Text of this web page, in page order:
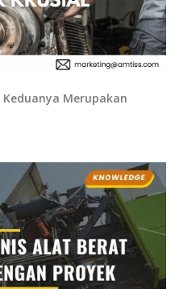
Merupakan